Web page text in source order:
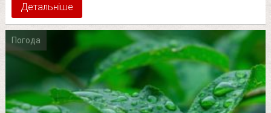
Детальніше
Погода